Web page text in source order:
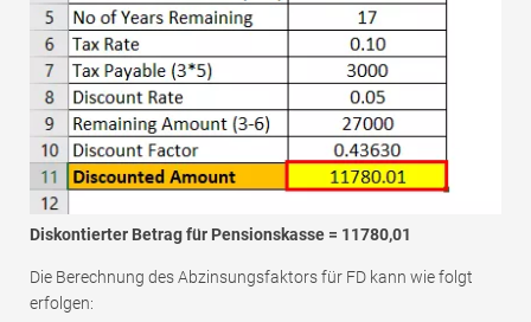
Diskontierter Betrag für Pensionskasse = 11780,01
Die Berechnung des Abzinsungsfaktors für FD kann wie folgt
erfolgen: